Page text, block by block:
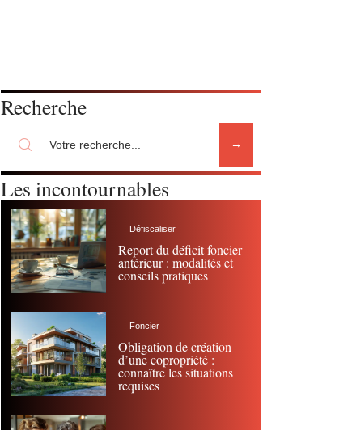
Recherche
Les incontournables
Défiscaliser
Report du déficit foncier
antérieur : modalités et
conseils pratiques
Foncier
Obligation de création
d’une copropriété :
connaître les situations
requises